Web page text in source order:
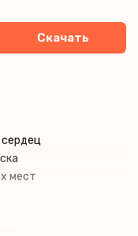
Скачать
мест